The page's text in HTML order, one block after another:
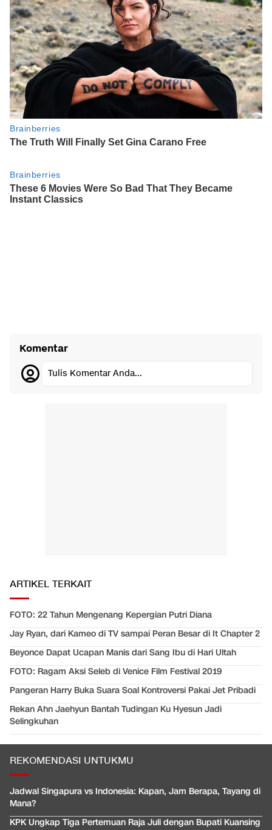
Komentar
Tulis Komentar Anda...
ARTIKEL TERKAIT
FOTO: 22 Tahun Mengenang Kepergian Putri Diana
Jay Ryan, dari Kameo di TV sampai Peran Besar di It Chapter 2
Beyonce Dapat Ucapan Manis dari Sang Ibu di Hari Ultah
FOTO: Ragam Aksi Seleb di Venice Film Festival 2019
Pangeran Harry Buka Suara Soal Kontroversi Pakai Jet Pribadi
Rekan Ahn Jaehyun Bantah Tudingan Ku Hyesun Jadi
Selingkuhan
REKOMENDASI UNTUKMU
Jadwal Singapura vs Indonesia: Kapan, Jam Berapa, Tayang di
Mana?
KPK Ungkap Tiga Pertemuan Raja Juli dengan Bupati Kuansing